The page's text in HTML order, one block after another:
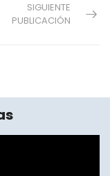
SIGUIENTE
PUBLICACIÓN